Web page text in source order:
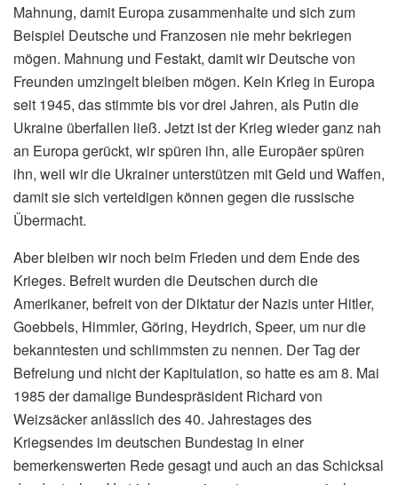
Mahnung, damit Europa zusammenhalte und sich zum
Beispiel Deutsche und Franzosen nie mehr bekriegen
mögen. Mahnung und Festakt, damit wir Deutsche von
Freunden umzingelt bleiben mögen. Kein Krieg in Europa
seit 1945, das stimmte bis vor drei Jahren, als Putin die
Ukraine überfallen ließ. Jetzt ist der Krieg wieder ganz nah
an Europa gerückt, wir spüren ihn, alle Europäer spüren
ihn, weil wir die Ukrainer unterstützen mit Geld und Waffen,
damit sie sich verteidigen können gegen die russische
Übermacht.
Aber bleiben wir noch beim Frieden und dem Ende des
Krieges. Befreit wurden die Deutschen durch die
Amerikaner, befreit von der Diktatur der Nazis unter Hitler,
Goebbels, Himmler, Göring, Heydrich, Speer, um nur die
bekanntesten und schlimmsten zu nennen. Der Tag der
Befreiung und nicht der Kapitulation, so hatte es am 8. Mai
1985 der damalige Bundespräsident Richard von
Weizsäcker anlässlich des 40. Jahrestages des
Kriegsendes im deutschen Bundestag in einer
bemerkenswerten Rede gesagt und auch an das Schicksal